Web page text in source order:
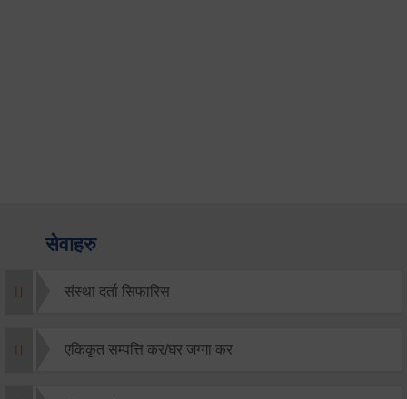
सेवाहरु
संस्था दर्ता सिफारिस
एकिकृत सम्पत्ति कर/घर जग्गा कर